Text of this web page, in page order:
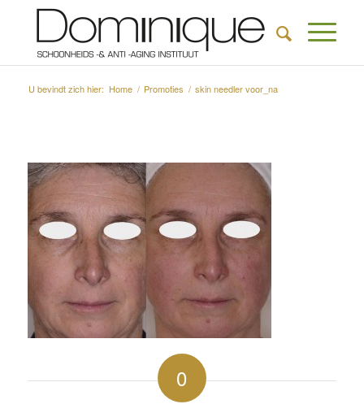
U bevindt zich hier: Home / Promoties / skin needler voor_na
0